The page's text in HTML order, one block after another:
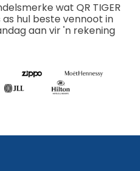
wat QR TIGER
hul beste vennoot in
aan vir 'n rekening